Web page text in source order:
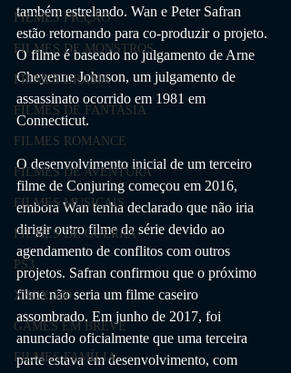
FILMES FICÇÃO
FILMES DE MONSTROS
FILMES DRAMA
FILMES DE FANTASIA
FILMES ROMANCE
FILMES DE AVENTURA
FILMES MUSICAIS
FILMES DE GUERRA
PS3
XBOX 360
GAMES EM BREVE
FILMES FAMÍLIA
também estrelando. Wan e Peter Safran
estão retornando para co-produzir o projeto.
O filme é baseado no julgamento de Arne
Cheyenne Johnson, um julgamento de
assassinato ocorrido em 1981 em
Connecticut.
O desenvolvimento inicial de um terceiro
filme de Conjuring começou em 2016,
embora Wan tenha declarado que não iria
dirigir outro filme da série devido ao
agendamento de conflitos com outros
projetos. Safran confirmou que o próximo
filme não seria um filme caseiro
assombrado. Em junho de 2017, foi
anunciado oficialmente que uma terceira
parte estava em desenvolvimento, com